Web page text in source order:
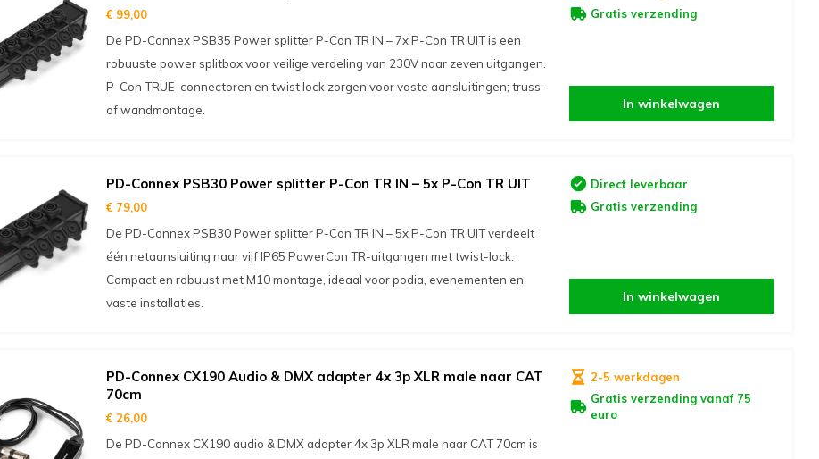
€ 99,00
De PD-Connex PSB35 Power splitter P-Con TR IN – 7x P-Con TR UIT is een
robuuste power splitbox voor veilige verdeling van 230V naar zeven uitgangen.
P-Con TRUE-connectoren en twist lock zorgen voor vaste aansluitingen; truss-
of wandmontage.
Gratis verzending
In winkelwagen
PD-Connex PSB30 Power splitter P-Con TR IN – 5x P-Con TR UIT
€ 79,00
De PD-Connex PSB30 Power splitter P-Con TR IN – 5x P-Con TR UIT verdeelt
één netaansluiting naar vijf IP65 PowerCon TR-uitgangen met twist-lock.
Compact en robuust met M10 montage, ideaal voor podia, evenementen en
vaste installaties.
Direct leverbaar
Gratis verzending
In winkelwagen
PD-Connex CX190 Audio & DMX adapter 4x 3p XLR male naar CAT
70cm
€ 26,00
De PD-Connex CX190 audio & DMX adapter 4x 3p XLR male naar CAT 70cm is
2-5 werkdagen
Gratis verzending vanaf 75
euro